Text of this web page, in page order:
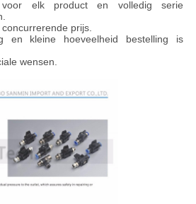
elk product en volledig serie
prijs.
en kleine hoeveelheid bestelling is
wensen.